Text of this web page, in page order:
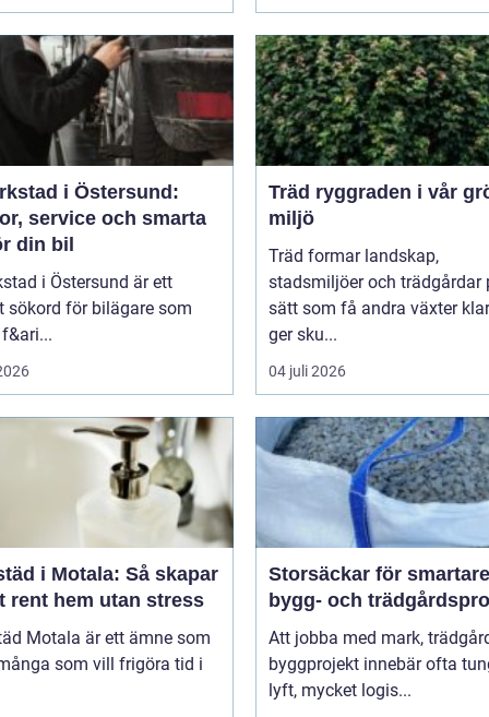
i Östersund:
service och smarta
din bil
i Östersund är ett
sökord för bilägare som
Träd ryggraden i vår gröna
miljö
Träd formar landskap,
stadsmiljöer och trädgårdar
sätt som få andra växter
ger sku...
04 juli 2026
i Motala: Så skapar
rent hem utan stress
Motala är ett ämne som
som vill frigöra tid i
Storsäckar för smartare
bygg- och
Att jobba med mark,
byggprojekt innebär ofta
lyft, mycket logis...